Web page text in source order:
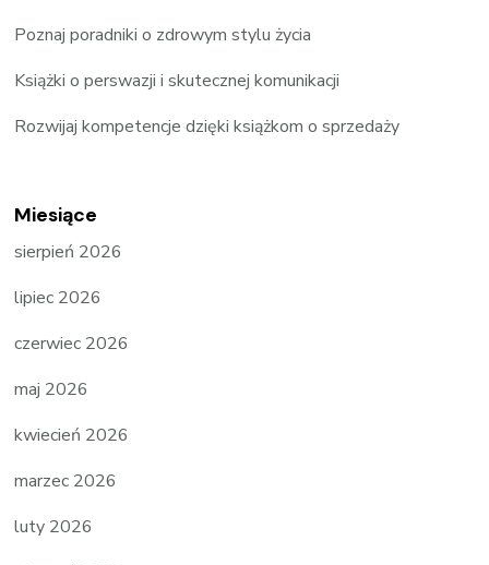
Poznaj poradniki o zdrowym stylu życia
Książki o perswazji i skutecznej komunikacji
Rozwijaj kompetencje dzięki książkom o sprzedaży
Miesiące
sierpień 2026
lipiec 2026
czerwiec 2026
maj 2026
kwiecień 2026
marzec 2026
luty 2026